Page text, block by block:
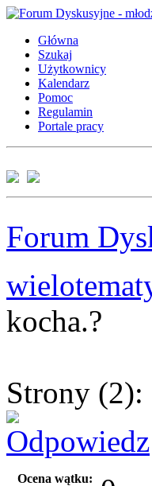
Główna
Szukaj
Użytkownicy
Kalendarz
Pomoc
Regulamin
Portale pracy
Forum
kocha.?
Strony (2):
Ocena wątku: